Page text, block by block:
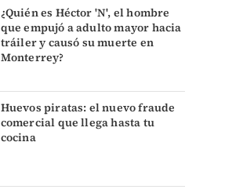
¿Quién es Héctor 'N', el hombre
que empujó a adulto mayor hacia
tráiler y causó su muerte en
Monterrey?
Huevos piratas: el nuevo fraude
comercial que llega hasta tu
cocina